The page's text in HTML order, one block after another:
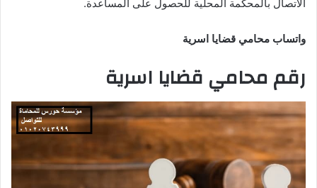
الاتصال بالمحكمة المحلية للحصول على المساعدة.
واتساب محامي قضايا اسرية
رقم محامي قضايا اسرية